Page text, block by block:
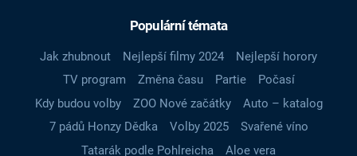
Populární témata
Jak zhubnout Nejlepší filmy 2024
Nejlepší horory
TV program
Změna času Partie
Počasí
Kdy budou volby
ZOO Nové začátky
Auto – katalog
7 pádů Honzy Dědka
Volby 2025
Svařené víno
Tatarák podle Pohlreicha
Aloe vera